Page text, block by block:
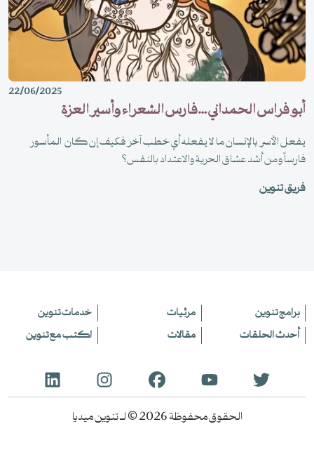
22/06/2025
أبو فراس الحمداني …فارس الشعراء وأسير العزة
يفعل الأسر بالإنسان ما لا يفعله أي خطب آخر فكيف إن كان المأسور
فارساً ومن أشد عشاق الحرية والاعتداد بالنفس؟
فريق تنوين
برامج تنوين مرئيات
خدمات تنوين
أحدث الحلقات
مقالات اكتب مع تنوين
الحقوق محفوظة 2026 © لـ تنوين ميديا